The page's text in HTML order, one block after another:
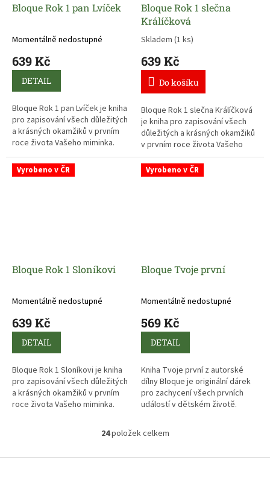
Bloque Rok 1 pan Lvíček
Momentálně nedostupné
639 Kč
DETAIL
Bloque Rok 1 pan Lvíček je kniha
pro zapisování všech důležitých
a krásných okamžiků v prvním
roce života Vašeho miminka.
Bloque Rok 1 slečna
Králíčková
Skladem (1 ks)
639 Kč
Do košíku
Bloque Rok 1 slečna Králíčková
je kniha pro zapisování všech
důležitých a krásných okamžiků
v prvním roce života Vašeho
miminka.
Vyrobeno v ČR
Bloque Rok 1 Sloníkovi
Momentálně nedostupné
639 Kč
DETAIL
Bloque Rok 1 Sloníkovi je kniha
pro zapisování všech důležitých
a krásných okamžiků v prvním
roce života Vašeho miminka.
Vyrobeno v ČR
Bloque Tvoje první
Momentálně nedostupné
569 Kč
DETAIL
Kniha Tvoje první z autorské
dílny Bloque je originální dárek
pro zachycení všech prvních
událostí v dětském životě.
Tvořte spolu s Vašimi dětmi
originální knihu plnou záznamů
okamžiků Vašich děti.
O
l
24položek celkem
Z